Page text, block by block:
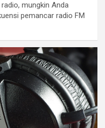
mungkin Anda
pemancar radio FM